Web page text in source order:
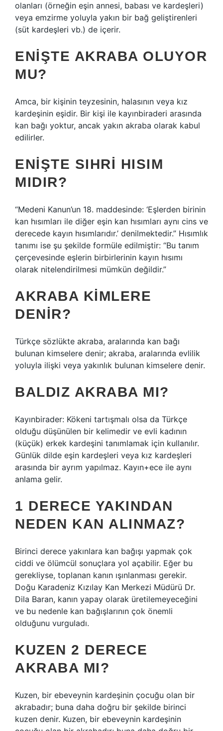
olanları (örneğin eşin annesi, babası ve kardeşleri)
veya emzirme yoluyla yakın bir bağ geliştirenleri
(süt kardeşleri vb.) de içerir.
ENIŞTE AKRABA OLUYOR
MU?
Amca, bir kişinin teyzesinin, halasının veya kız
kardeşinin eşidir. Bir kişi ile kayınbiraderi arasında
kan bağı yoktur, ancak yakın akraba olarak kabul
edilirler.
ENIŞTE SIHRI HISIM
MIDIR?
“Medeni Kanun’un 18. maddesinde: ‘Eşlerden birinin
kan hısımları ile diğer eşin kan hısımları aynı cins ve
derecede kayın hısımlarıdır.’ denilmektedir.” Hısımlık
tanımı ise şu şekilde formüle edilmiştir: “Bu tanım
çerçevesinde eşlerin birbirlerinin kayın hısımı
olarak nitelendirilmesi mümkün değildir.”
AKRABA KIMLERE
DENIR?
Türkçe sözlükte akraba, aralarında kan bağı
bulunan kimselere denir; akraba, aralarında evlilik
yoluyla ilişki veya yakınlık bulunan kimselere denir.
BALDIZ AKRABA MI?
Kayınbirader: Kökeni tartışmalı olsa da Türkçe
olduğu düşünülen bir kelimedir ve evli kadının
(küçük) erkek kardeşini tanımlamak için kullanılır.
Günlük dilde eşin kardeşleri veya kız kardeşleri
arasında bir ayrım yapılmaz. Kayın+ece ile aynı
anlama gelir.
1 DERECE YAKINDAN
NEDEN KAN ALINMAZ?
Birinci derece yakınlara kan bağışı yapmak çok
ciddi ve ölümcül sonuçlara yol açabilir. Eğer bu
gerekliyse, toplanan kanın ışınlanması gerekir.
Doğu Karadeniz Kızılay Kan Merkezi Müdürü Dr.
Dila Baran, kanın yapay olarak üretilemeyeceğini
ve bu nedenle kan bağışlarının çok önemli
olduğunu vurguladı.
KUZEN 2 DERECE
AKRABA MI?
Kuzen, bir ebeveynin kardeşinin çocuğu olan bir
akrabadır; buna daha doğru bir şekilde birinci
kuzen denir. Kuzen, bir ebeveynin kardeşinin